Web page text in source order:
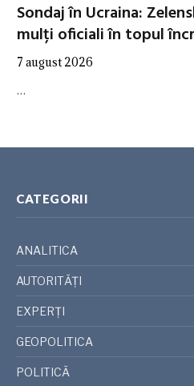
Sondaj în Ucraina:
mulți oficiali în topul
7 august 2026
…
CATEGORII
ANALITICA
AUTORITĂȚI
EXPERȚI
GEOPOLITICA
POLITICĂ